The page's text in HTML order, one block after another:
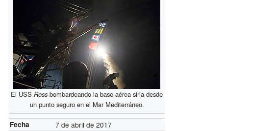
El USSRoss bombardeando la base aérea siria desde
un punto seguro en el Mar Mediterráneo.
Fecha 7 de abril de 2017